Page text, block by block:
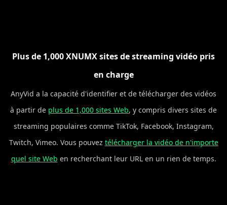
Plus de 1,000 XNUMX sites de streaming vidéo pris
en charge
AnyVid a la capacité d'identifier et de télécharger des vidéos
à partir de plus de 1,000 sites Web, y compris divers sites de
streaming populaires comme TikTok, Facebook, Instagram,
Twitch, Vimeo. Vous pouvez télécharger la vidéo de n'importe
quel site Web en recherchant leur URL en un rien de temps.